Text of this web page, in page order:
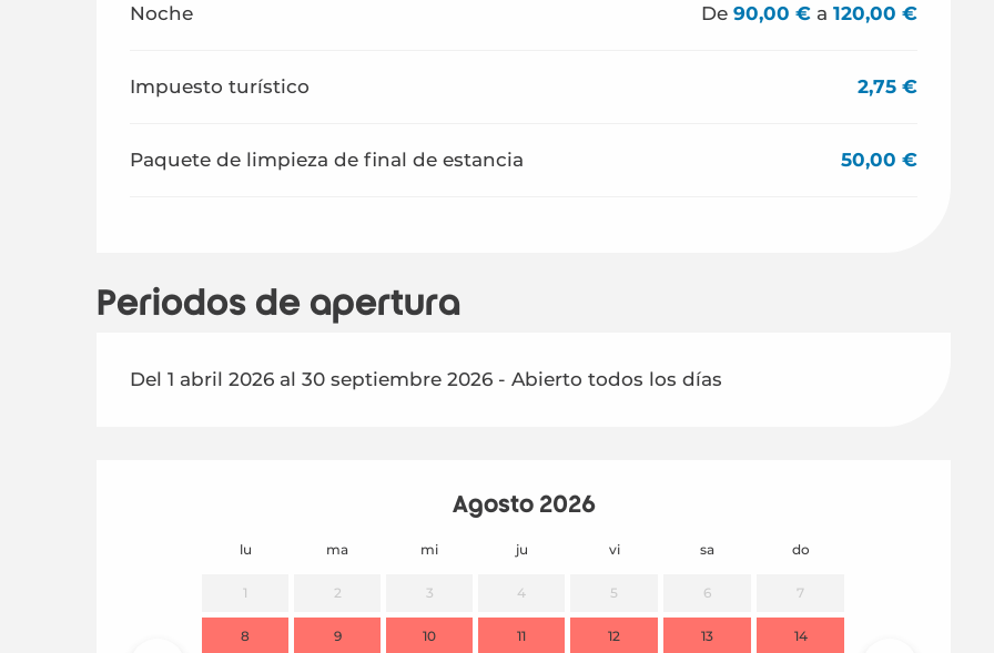
Noche De90,00 € a120,00 €
Impuesto turístico 2,75 €
Paquete de limpieza de final de estancia 50,00 €
Periodos de apertura
Del 1 abril 2026 al 30 septiembre 2026 - Abierto todos los días
Agosto 2026
lu ma mi ju vi sa do
1 2 3 4 5 6 7
8 9 10 11 12 13 14